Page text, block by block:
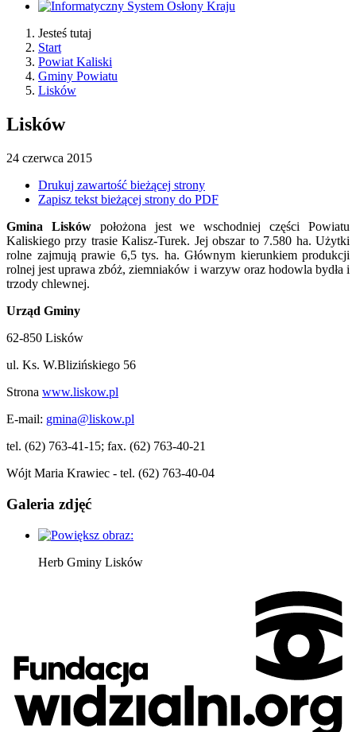
Jesteś tutaj
Start
Powiat Kaliski
Gminy Powiatu
Lisków
Lisków
24 czerwca 2015
Drukuj zawartość bieżącej strony
Zapisz tekst bieżącej strony do PDF
Gmina Liskówpołożona jest we wschodniej części Powiatu
Kaliskiego przy trasie Kalisz-Turek. Jej obszar to 7.580 ha. Użytki
rolne zajmują prawie 6,5 tys. ha. Głównym kierunkiem produkcji
rolnej jest uprawa zbóż, ziemniaków i warzyw oraz hodowla bydła i
trzody chlewnej.
Urząd Gminy
62-850 Lisków
ul. Ks. W.Blizińskiego 56
Strona www.liskow.pl
E-mail: gmina@liskow.pl
tel. (62) 763-41-15; fax. (62) 763-40-21
Wójt Maria Krawiec - tel. (62) 763-40-04
Galeria zdjęć
Herb Gminy Lisków